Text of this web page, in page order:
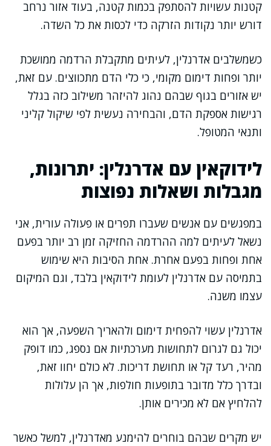
קטנות עשויות להסתפק בכמות קטנה, בעוד אזור נרחב
דורש יותר נקודות הזרקה כדי לכסות את כל השדה.
כשמשלבים אדרנלין, לעיתים מתקבלת הרדמה ממושכת
יותר ופחות דימום מקומי, כי כלי הדם מתכווצים. עם זאת,
יש אזורים בגוף שבהם נהוג להיזהר משילוב כזה בגלל
רגישות אספקת הדם, והבחירה נעשית לפי שיקול קליני
ותנאי המטופל.
לידוקאין עם אדרנלין: יתרונות,
מגבלות ושאלות נפוצות
במפגשים עם אנשים שעברו תפרים או פעולה עורית, אני
נשאל לעיתים למה ההרדמה החזיקה זמן רב יותר בפעם
אחת ופחות בפעם אחרת. אחת הסיבות היא שימוש
בתמיסה עם אדרנלין לעומת לידוקאין בלבד, וגם המיקום
עצמו משנה.
אדרנלין עשוי להפחית דימום ולהאריך השפעה, אך הוא
יכול גם לגרום לתחושות מערכתיות אם נספג, כמו דופק
מהיר, רעד קל או תחושת דריכות. לא כולם יחוו זאת,
ובדרך כלל מדובר בתופעות חולפות, אך הן עלולות
להלחיץ אם לא מכירים אותן.
יש מקרים שבהם בוחרים להימנע מאדרנלין, למשל כאשר